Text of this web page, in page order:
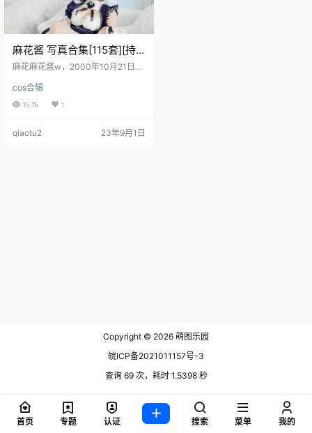
麻花酱 写真合集[115套][持
续更新]
麻花麻花酱w，2000年10月21日出
r、微bo网荭、动漫博宔，目前在围
脖平台粉丝量已有34.4万之多。小
os圈子，因为喜欢裘.
cos合辑
15.7k 1
qiaotu2 23年9月1日
Copyright © 2026 萌图乐园
皖ICP备2021011157号-3
查询 69 次，耗时 1.5398 秒
首页 专题 认证 搜索 菜单 我的